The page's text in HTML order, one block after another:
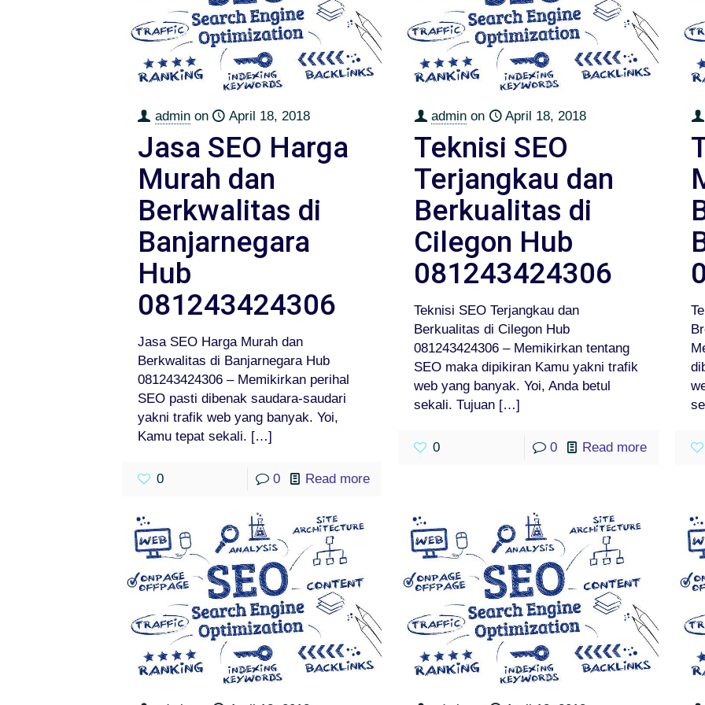
admin on April 18, 2018
Jasa SEO Harga
Murah dan
Berkwalitas di
Banjarnegara
Hub
081243424306
Jasa SEO Harga Murah dan
Berkwalitas di Banjarnegara Hub
081243424306 – Memikirkan perihal
SEO pasti dibenak saudara-saudari
yakni trafik web yang banyak. Yoi,
Kamu tepat sekali. […]
0 0 Read more
admin on April 18, 2018
Teknisi SEO
Terjangkau dan
Berkualitas di
Cilegon Hub
081243424306
Teknisi SEO Terjangkau dan
Berkualitas di Cilegon Hub
081243424306 – Memikirkan tentang
SEO maka dipikiran Kamu yakni trafik
web yang banyak. Yoi, Anda betul
sekali. Tujuan […]
0 0 Read more